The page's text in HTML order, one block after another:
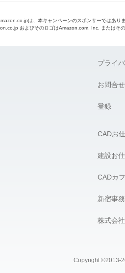
は、本キャンペーンのスポンサーではあり
およびそのロゴはAmazon.com, Inc. またはそ
プライ
お問合せ
登録
CADお
建設お
CADカ
新宿事
株式会
Copyright ©2013-